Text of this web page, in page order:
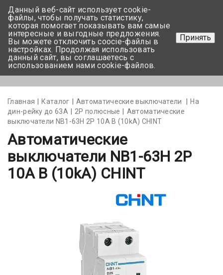
+375 17-350-99-56
+375 44-752-82-08
Задать вопрос
Главная Каталог Автоматические выключатели
На
дин-рейку до 63А
2Р полюсные
Автоматические
выключатели NB1-63H 2P 10A B (10kA) CHINT
Автоматические
выключатели NB1-63H 2P
10A B (10kA) CHINT
Данный веб-сайт использует cookie-
файлы, чтобы получать статистику,
которая помогает показывать вам самые
интересные и выгодные предложения.
Вы можете отключить coocie-файлы в
настройках. Продолжая использовать
данный сайт, вы соглашаетесь с
использованием нами cookie-файлов.
Принять